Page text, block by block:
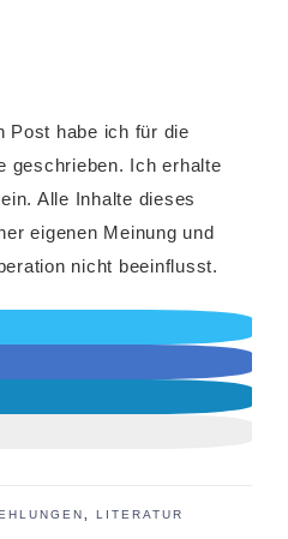
Post habe ich für die
geschrieben. Ich erhalte
Alle Inhalte dieses
eigenen Meinung und
nicht beeinflusst.
LITERATUR